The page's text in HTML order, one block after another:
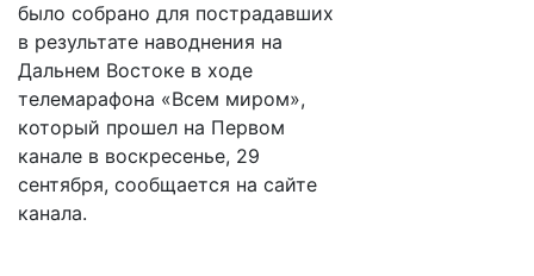
было собрано для пострадавших
в результате наводнения на
Дальнем Востоке в ходе
телемарафона «Всем миром»,
который прошел на Первом
канале в воскресенье, 29
сентября, сообщается на сайте
канала.